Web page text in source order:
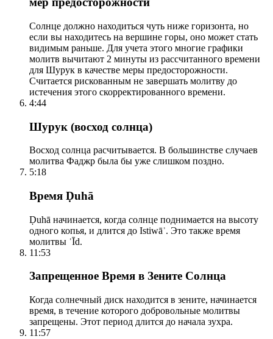
Солнце должно находиться чуть ниже горизонта, но
если вы находитесь на вершине горы, оно может стать
видимым раньше. Для учета этого многие графики
молитв вычитают 2 минуты из рассчитанного времени
для Шурук в качестве меры предосторожности.
Считается рискованным не завершать молитву до
истечения этого скорректированного времени.
4:44
Шурук (восход солнца)
Восход солнца расчитывается. В большинстве случаев
молитва Фаджр была бы уже слишком поздно.
5:18
Время Ḍuhā
Ḍuhā начинается, когда солнце поднимается на высоту
одного копья, и длится до Istiwāʾ. Это также время
молитвы ʿĪd.
11:53
Запрещенное Время в Зените Солнца
Когда солнечный диск находится в зените, начинается
время, в течение которого добровольные молитвы
запрещены. Этот период длится до начала зухра.
11:57